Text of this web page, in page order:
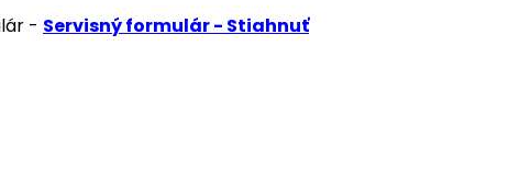
- Servisný formulár - Stiahnuť